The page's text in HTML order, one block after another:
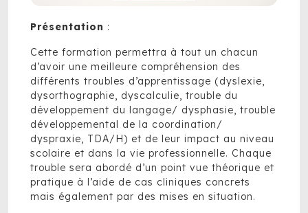
Présentation :
Cette formation permettra à tout un chacun
d’avoir une meilleure compréhension des
différents troubles d’apprentissage (dyslexie,
dysorthographie, dyscalculie, trouble du
développement du langage/ dysphasie, trouble
développemental de la coordination/
dyspraxie, TDA/H) et de leur impact au niveau
scolaire et dans la vie professionnelle. Chaque
trouble sera abordé d’un point vue théorique et
pratique à l’aide de cas cliniques concrets
mais également par des mises en situation.